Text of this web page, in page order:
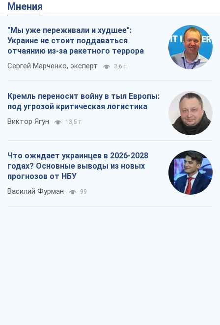
Мнения
"Мы уже переживали и худшее":
Украине не стоит поддаваться
отчаянию из-за ракетного террора
Сергей Марченко, эксперт 3,6 т.
Кремль переносит войну в тыл Европы:
под угрозой критическая логистика
Виктор Ягун 13,5 т.
Что ожидает украинцев в 2026-2028
годах? Основные выводы из новых
прогнозов от НБУ
Василий Фурман 99